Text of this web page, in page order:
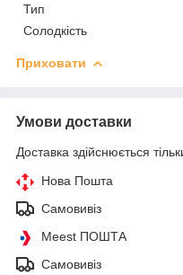
Тип
Солодкість
Приховати
Умови доставки
Доставка здійснюється
Нова Пошта
Самовивіз
Meest ПОШТА
Самовивіз